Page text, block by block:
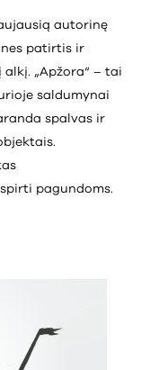
autorinę
patirtis ir
„Apžora“ – tai
saldumynai
spalvas ir
pagundoms.